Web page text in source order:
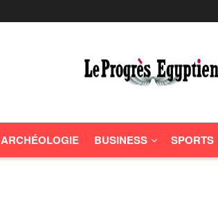
ARCHÉOLOGIE BUSINESS SPORTS